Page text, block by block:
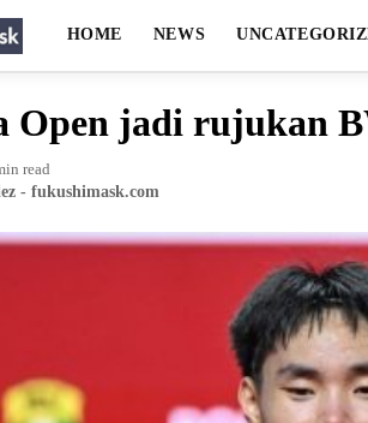
HOME NEWS
Open jadi rujukan
read
- fukushimask.com